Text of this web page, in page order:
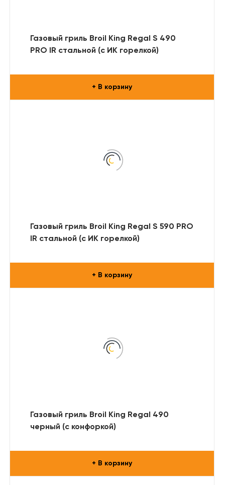
Газовый гриль Broil King Regal S 490
PRO IR стальной (с ИК горелкой)
+ В корзину
Газовый гриль Broil King Regal S 590 PRO
IR стальной (с ИК горелкой)
+ В корзину
Газовый гриль Broil King Regal 490
черный (с конфоркой)
+ В корзину